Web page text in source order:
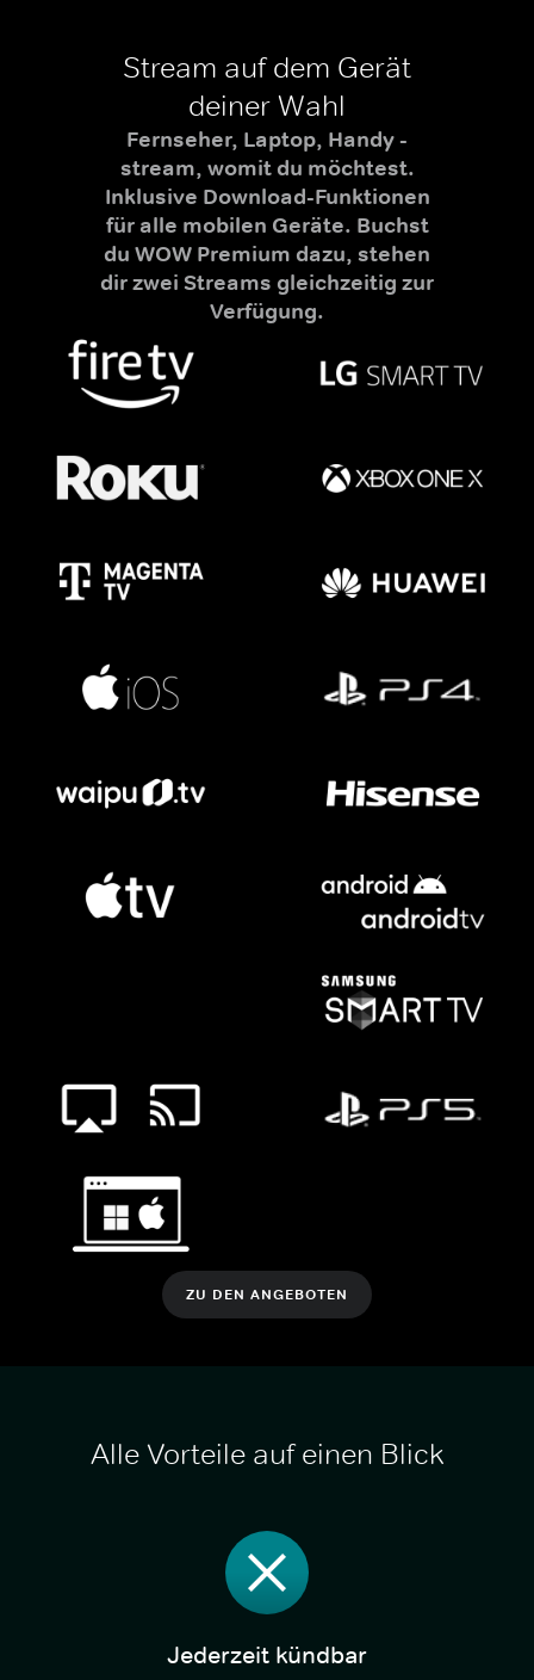
Stream auf dem Gerät
deiner Wahl
Fernseher, Laptop, Handy -
stream, womit du möchtest.
Inklusive Download-Funktionen
für alle mobilen Geräte. Buchst
du WOW Premium dazu, stehen
dir zwei Streams gleichzeitig zur
Verfügung.
ZU DEN ANGEBOTEN
Alle Vorteile auf einen Blick
Jederzeit kündbar